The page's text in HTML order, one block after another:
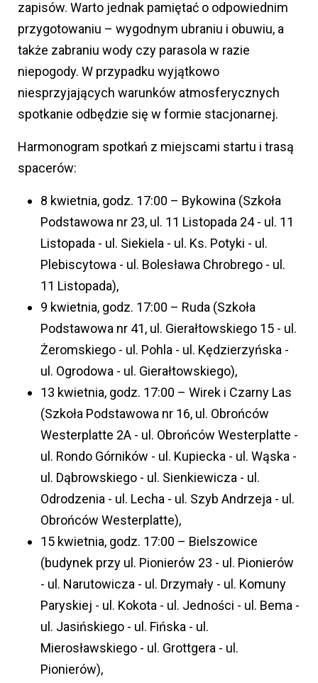
zapisów. Warto jednak pamiętać o odpowiednim
przygotowaniu – wygodnym ubraniu i obuwiu, a
także zabraniu wody czy parasola w razie
niepogody. W przypadku wyjątkowo
niesprzyjających warunków atmosferycznych
spotkanie odbędzie się w formie stacjonarnej.
Harmonogram spotkań z miejscami startu i trasą
spacerów:
8 kwietnia, godz. 17:00 – Bykowina (Szkoła
Podstawowa nr 23, ul. 11 Listopada 24 - ul. 11
Listopada - ul. Siekiela - ul. Ks. Potyki - ul.
Plebiscytowa - ul. Bolesława Chrobrego - ul.
11 Listopada),
9 kwietnia, godz. 17:00 – Ruda (Szkoła
Podstawowa nr 41, ul. Gierałtowskiego 15 - ul.
Żeromskiego - ul. Pohla - ul. Kędzierzyńska -
ul. Ogrodowa - ul. Gierałtowskiego),
13 kwietnia, godz. 17:00 – Wirek i Czarny Las
(Szkoła Podstawowa nr 16, ul. Obrońców
Westerplatte 2A - ul. Obrońców Westerplatte -
ul. Rondo Górników - ul. Kupiecka - ul. Wąska -
ul. Dąbrowskiego - ul. Sienkiewicza - ul.
Odrodzenia - ul. Lecha - ul. Szyb Andrzeja - ul.
Obrońców Westerplatte),
15 kwietnia, godz. 17:00 – Bielszowice
(budynek przy ul. Pionierów 23 - ul. Pionierów
- ul. Narutowicza - ul. Drzymały - ul. Komuny
Paryskiej - ul. Kokota - ul. Jedności - ul. Bema -
ul. Jasińskiego - ul. Fińska - ul.
Mierosławskiego - ul. Grottgera - ul.
Pionierów),